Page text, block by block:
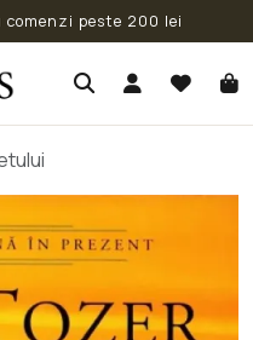
peste 200 lei